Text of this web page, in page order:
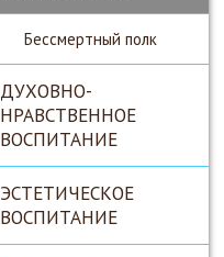
Бессмертный полк
ДУХОВНО-
НРАВСТВЕННОЕ
ВОСПИТАНИЕ
ЭСТЕТИЧЕСКОЕ
ВОСПИТАНИЕ